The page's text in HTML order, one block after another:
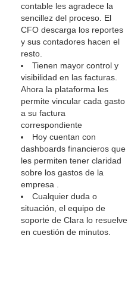
contable les agradece la
sencillez del proceso. El
CFO descarga los reportes
y sus contadores hacen el
resto.
Tienen mayor control y
visibilidad en las facturas.
Ahora la plataforma les
permite vincular cada gasto
a su factura
correspondiente
Hoy cuentan con
dashboards financieros que
les permiten tener claridad
sobre los gastos de la
empresa .
Cualquier duda o
situación, el equipo de
soporte de Clara lo resuelve
en cuestión de minutos.